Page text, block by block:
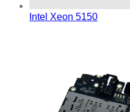
Intel Xeon 5150